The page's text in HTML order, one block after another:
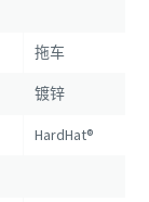
拖车
镀锌
HardHat®